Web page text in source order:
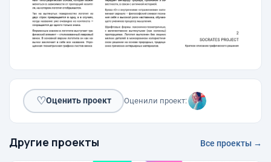
♡Оценить проект Оценили проект:
Другие проекты Все проекты →